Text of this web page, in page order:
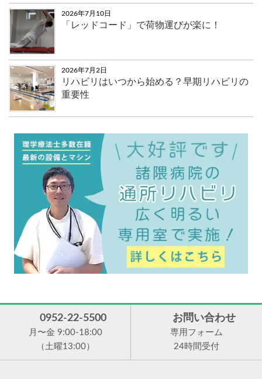
2026年7月10日
「レッドコード」で荷物運びが楽に！
2026年7月2日
リハビリはいつから始める？早期リハビリの
重要性
0952-22-5500
月〜金 9:00-18:00
（土曜13:00）
お問い合わせ
専用フォーム
24時間受付